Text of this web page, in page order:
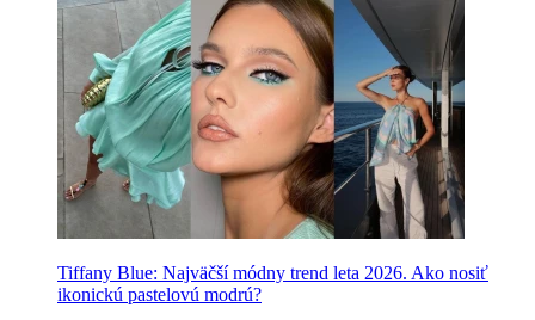
Tiffany Blue: Najväčší módny trend leta 2026. Ako nosiť
ikonickú pastelovú modrú?